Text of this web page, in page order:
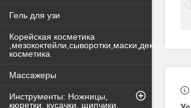
Гель для узи
Корейская косметика
,мезококтейли,сыворотки,маски,декоративная
косметика
Массажеры
Инструменты: Ножницы,
кюретки, кусачки, щипчики,